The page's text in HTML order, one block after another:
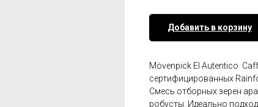
Добавить в корзину
Mövenpick El Autentico
сертифицированных
Смесь отборных зерен
робусты. Идеально